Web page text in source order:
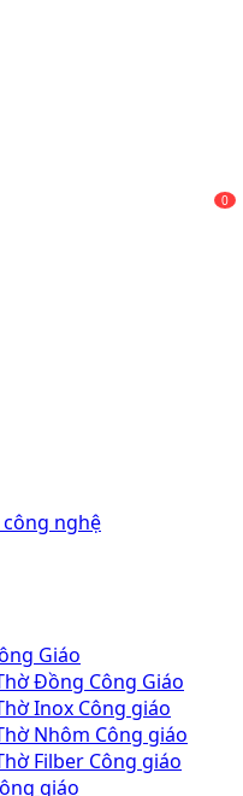
0
nghệ
Giáo
Đồng Công Giáo
Inox Công giáo
Nhôm Công giáo
Filber Công giáo
giáo